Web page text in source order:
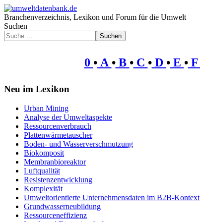
Branchenverzeichnis, Lexikon und Forum für die Umwelt
Suchen
Suchen
0 •A •B •C •D •E •F
Neu im Lexikon
Urban Mining
Analyse der Umweltaspekte
Ressourcenverbrauch
Plattenwärmetauscher
Boden- und Wasserverschmutzung
Biokomposit
Membranbioreaktor
Luftqualität
Resistenzentwicklung
Komplexität
Umweltorientierte Unternehmensdaten im B2B-Kontext
Grundwasserneubildung
Ressourceneffizienz